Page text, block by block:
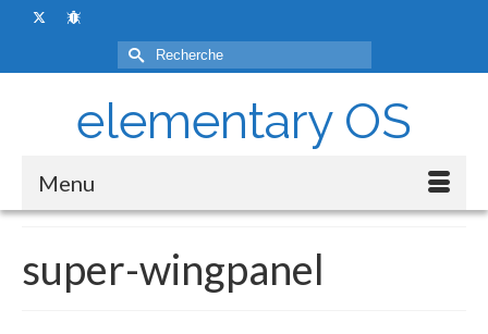
Rechercher :
elementary OS
Menu
super-wingpanel